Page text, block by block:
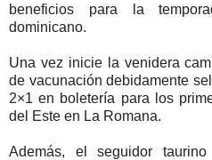
beneficios para la
dominicano.
Una vez inicie la venidera
de vacunación debidamente
2×1 en boletería para los
del Este en La Romana.
Además, el seguidor